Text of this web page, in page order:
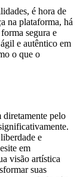
é hora⁤ de
na ‌plataforma, há
segura e
e autêntico em
o que o⁤
pelo
‌e
‍em
visão artística
suas